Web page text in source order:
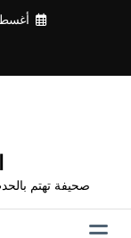
أغسطس
صحيفة تهتم